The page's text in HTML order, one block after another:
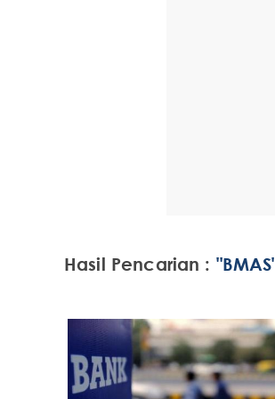
Hasil Pencarian :